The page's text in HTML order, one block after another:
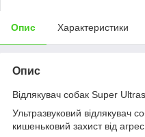
Опис Характеристики
Опис
Відлякувач собак Super
Ультразвуковий відлякувач
кишеньковий захист від